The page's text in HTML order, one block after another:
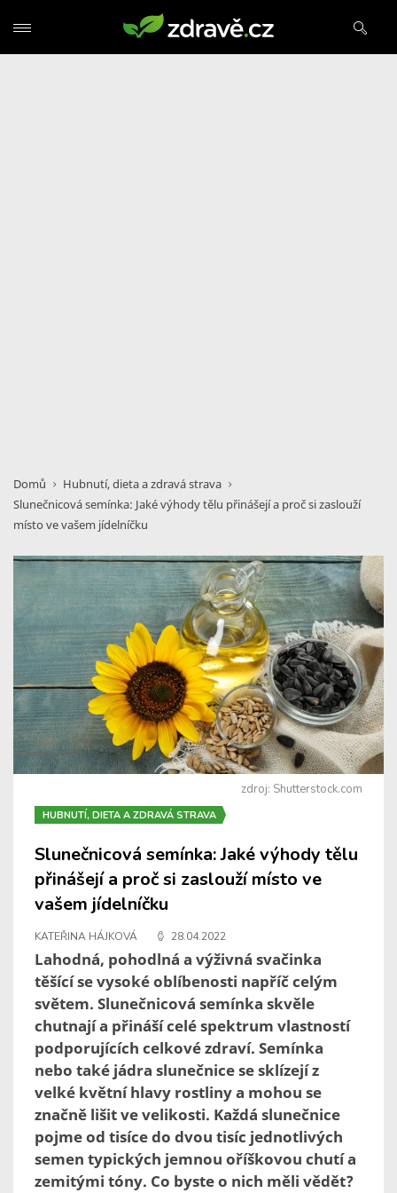
Domů
Hubnutí, dieta a zdravá strava
Slunečnicová semínka: Jaké výhody tělu přinášejí a proč si zaslouží
místo ve vašem jídelníčku
zdroj: Shutterstock.com
HUBNUTÍ, DIETA A ZDRAVÁ STRAVA
Slunečnicová semínka: Jaké výhody tělu
přinášejí a proč si zaslouží místo ve
vašem jídelníčku
KATEŘINA HÁJKOVÁ 28.04.2022
Lahodná, pohodlná a výživná svačinka
těšící se vysoké oblíbenosti napříč celým
světem. Slunečnicová semínka skvěle
chutnají a přináší celé spektrum vlastností
podporujících celkové zdraví. Semínka
nebo také jádra slunečnice se sklízejí z
velké květní hlavy rostliny a mohou se
značně lišit ve velikosti. Každá slunečnice
pojme od tisíce do dvou tisíc jednotlivých
semen typických jemnou oříškovou chutí a
zemitými tóny. Co byste o nich měli vědět?